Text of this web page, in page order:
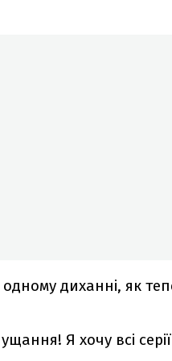
одному диханні, як
Я хочу всі